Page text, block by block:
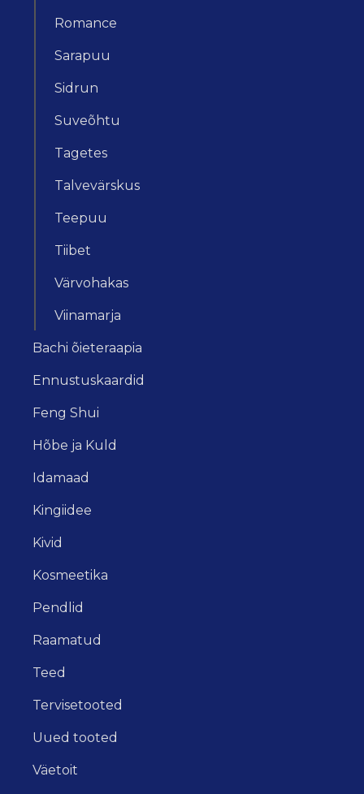
Romance
Sarapuu
Sidrun
Suveõhtu
Tagetes
Talvevärskus
Teepuu
Tiibet
Värvohakas
Viinamarja
Bachi õieteraapia
Ennustuskaardid
Feng Shui
Hõbe ja Kuld
Idamaad
Kingiidee
Kivid
Kosmeetika
Pendlid
Raamatud
Teed
Tervisetooted
Uued tooted
Väetoit